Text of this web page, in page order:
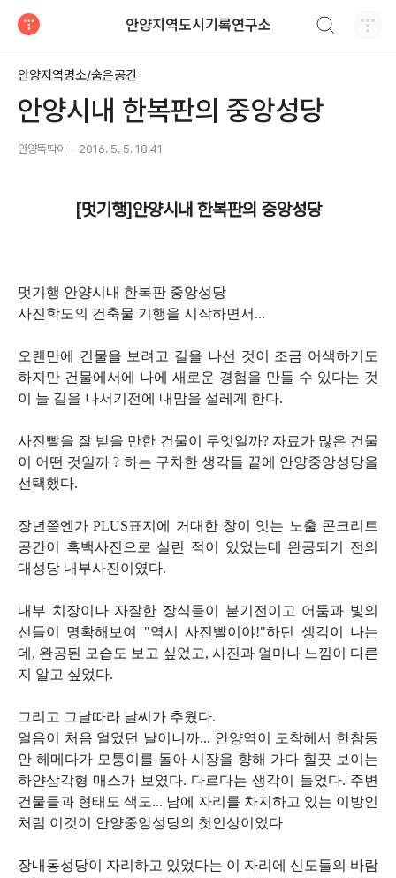
안양지역도시기록연구소
안양지역명소/숨은공간
안양시내 한복판의 중앙성당
안양똑딱이 2016. 5. 5. 18:41
[멋기행]안양시내 한복판의 중앙성당
멋기행 안양시내 한복판 중앙성당
사진학도의 건축물 기행을 시작하면서...
오랜만에 건물을 보려고 길을 나선 것이 조금 어색하기도
하지만 건물에서에 나에 새로운 경험을 만들 수 있다는 것
이 늘 길을 나서기전에 내맘을 설레게 한다.
사진빨을 잘 받을 만한 건물이 무엇일까? 자료가 많은 건물
이 어떤 것일까 ? 하는 구차한 생각들 끝에 안양중앙성당을
선택했다.
장년쯤엔가 PLUS표지에 거대한 창이 잇는 노출 콘크리트
공간이 흑백사진으로 실린 적이 있었는데 완공되기 전의
대성당 내부사진이였다.
내부 치장이나 자잘한 장식들이 붙기전이고 어둠과 빛의
선들이 명확해보여 "역시 사진빨이야!"하던 생각이 나는
데, 완공된 모습도 보고 싶었고, 사진과 얼마나 느낌이 다른
지 알고 싶었다.
그리고 그날따라 날씨가 추웠다.
얼음이 처음 얼었던 날이니까... 안양역이 도착헤서 한참동
안 헤메다가 모퉁이를 돌아 시장을 향해 가다 힐끗 보이는
하얀삼각형 매스가 보였다. 다르다는 생각이 들었다. 주변
건물들과 형태도 색도... 남에 자리를 차지하고 있는 이방인
처럼 이것이 안양중앙성당의 첫인상이었다
장내동성당이 자리하고 있었다는 이 자리에 신도들의 바람